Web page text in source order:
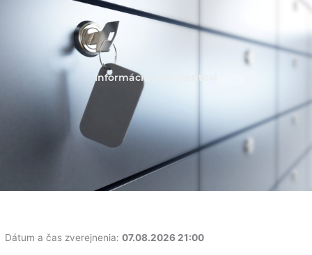
Informácie o emitentovi
Dátum a čas zverejnenia:07.08.2026 21:00